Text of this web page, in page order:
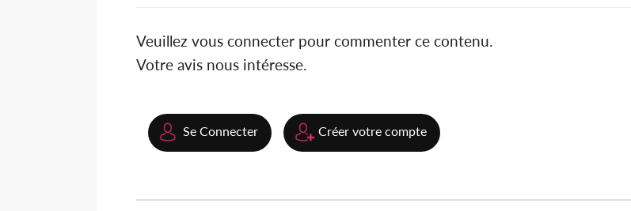
Veuillez vous connecter pour commenter ce contenu.
Votre avis nous intéresse.
Se Connecter Créer votre compte